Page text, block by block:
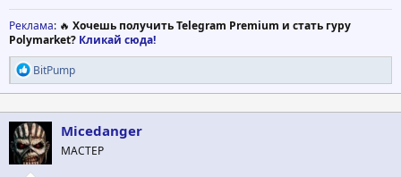
Реклама: 🔥 Хочешь получить Telegram Premium и стать гуру
Polymarket? Кликай сюда!
Р
е
а
к
ц
и
и
:
BitPump
Micedanger
МАСТЕР